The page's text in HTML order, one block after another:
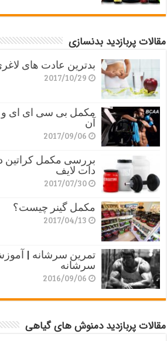
مقالات پربازدید بدنسازی
بدترین عادت های
2017/10/29
مکمل بی سی ای ای و
آن
2017/09/06
بررسی مکمل
دات لایف
2017/07/30
مکمل گینر چیست؟
2017/04/13
تمرین سرشانه |
سرشانه
2016/09/06
مقالات پربازدید دمنوش های گیاهی